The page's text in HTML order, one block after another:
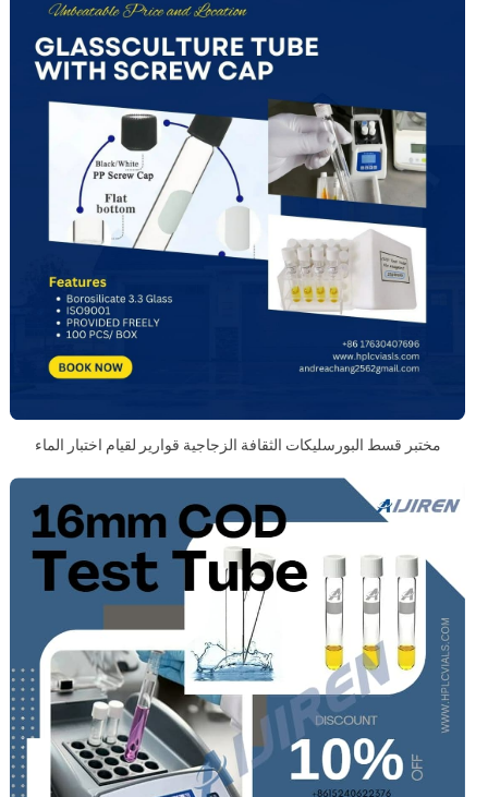
مختبر قسط البورسليكات الثقافة الزجاجية قوارير لقيام اختبار الماء